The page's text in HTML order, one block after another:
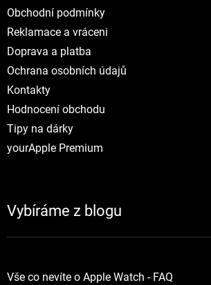
Obchodní podmínky
Reklamace a vráceni
Doprava a platba
Ochrana osobních údajů
Kontakty
Hodnocení obchodu
Tipy na dárky
yourApple Premium
Vybíráme z blogu
Vše co nevíte o Apple Watch - FAQ